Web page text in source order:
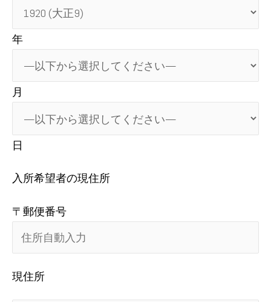
年
月
日
入所希望者の現住所
〒郵便番号
現住所